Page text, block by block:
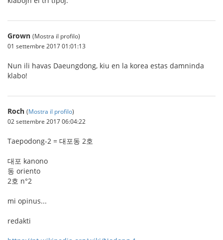
Grown (Mostra il profilo)
01 settembre 2017 01:01:13
Nun ili havas Daeungdong, kiu en la korea estas damninda
klabo!
Roch (Mostra il profilo)
02 settembre 2017 06:04:22
Taepodong-2 = 대포동 2호
대포 kanono
동 oriento
2호 n°2
mi opinus...
redakti